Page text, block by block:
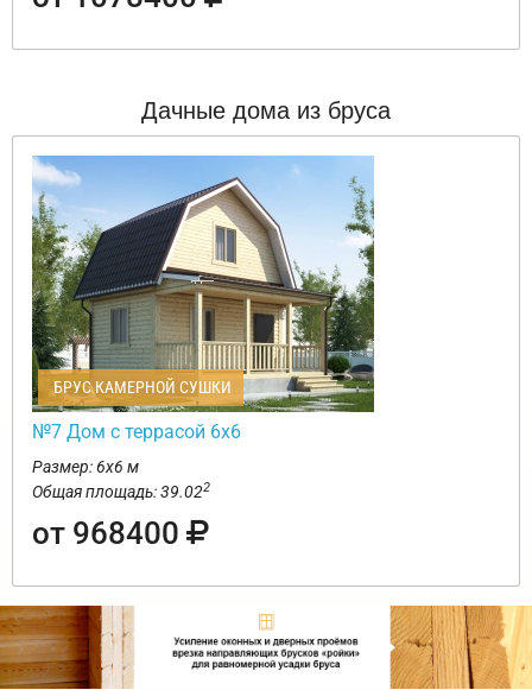
Дачные дома из бруса
БРУС КАМЕРНОЙ СУШКИ
№7 Дом с террасой 6х6
Размер: 6х6 м
Общая площадь: 39.022
от 968400